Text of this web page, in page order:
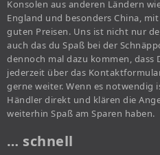
Konsolen aus anderen Ländern
England und besonders China,
guten Preisen. Uns ist nicht nur
auch das du Spaß bei der
dennoch mal dazu kommen,
jederzeit über das
gerne weiter. Wenn es notwendig
Händler direkt und klären die
weiterhin Spaß am Sparen haben.
… schnell